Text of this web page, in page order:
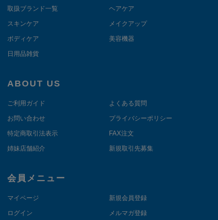
取扱ブランド一覧 ヘアケア
スキンケア メイクアップ
ボディケア 美容機器
日用品雑貨
ABOUT US
ご利用ガイド よくある質問
お問い合わせ プライバシーポリシー
特定商取引法表示 FAX注文
姉妹店舗紹介 新規取引先募集
会員メニュー
マイページ 新規会員登録
ログイン メルマガ登録